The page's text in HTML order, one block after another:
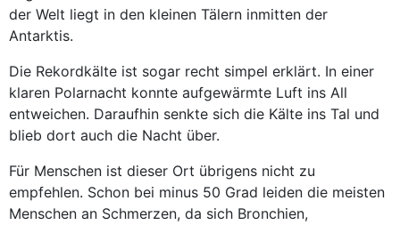
der Welt liegt in den kleinen Tälern inmitten der
Antarktis.
Die Rekordkälte ist sogar recht simpel erklärt. In einer
klaren Polarnacht konnte aufgewärmte Luft ins All
entweichen. Daraufhin senkte sich die Kälte ins Tal und
blieb dort auch die Nacht über.
Für Menschen ist dieser Ort übrigens nicht zu
empfehlen. Schon bei minus 50 Grad leiden die meisten
Menschen an Schmerzen, da sich Bronchien,